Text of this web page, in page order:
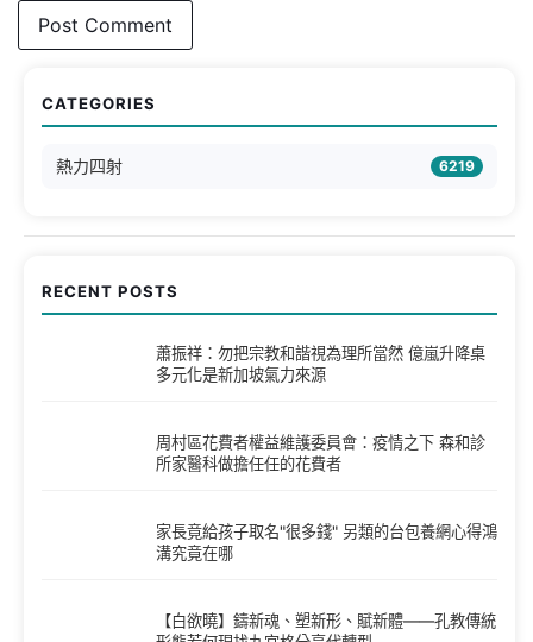
CATEGORIES
熱力四射 6219
RECENT POSTS
蕭振祥：勿把宗教和諧視為理所當然 億嵐升降桌
多元化是新加坡氣力來源
周村區花費者權益維護委員會：疫情之下 森和診
所家醫科做擔任任的花費者
家長竟給孩子取名"很多錢" 另類的台包養網心得鴻
溝究竟在哪
【白欲曉】鑄新魂、塑新形、賦新體——孔教傳統